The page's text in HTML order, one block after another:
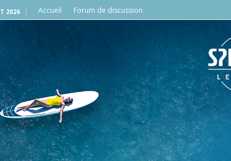
2026 Accueil Forum de discussion